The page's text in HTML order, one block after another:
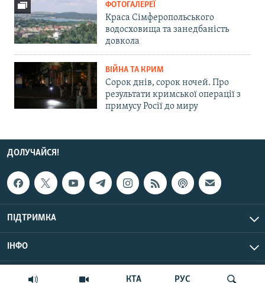
КТА РУС
ФОТОГАЛЕРЕЇ
Краса Сімферопольського
водосховища та занедбаність
довкола
ВІЙНА ТА КРИМ
Сорок днів, сорок ночей. Про
результати кримської операції з
примусу Росії до миру
ДОЛУЧАЙСЯ!
ПІДТРИМКА
ІНФО
© Крим.Реалії, 2026 | Усі права застережено.